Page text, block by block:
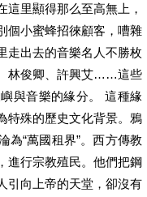
里顯得那么至高無上，
個小蜜蜂招徠顧客，嘈雜
走出去的音樂名人不勝枚
林俊卿、許興艾……這些
與音樂的緣分。 這種緣
特殊的歷史文化背景。鴉
為“萬國租界”。西方傳教
進行宗教殖民。他們把鋼
引向上帝的天堂，卻沒有